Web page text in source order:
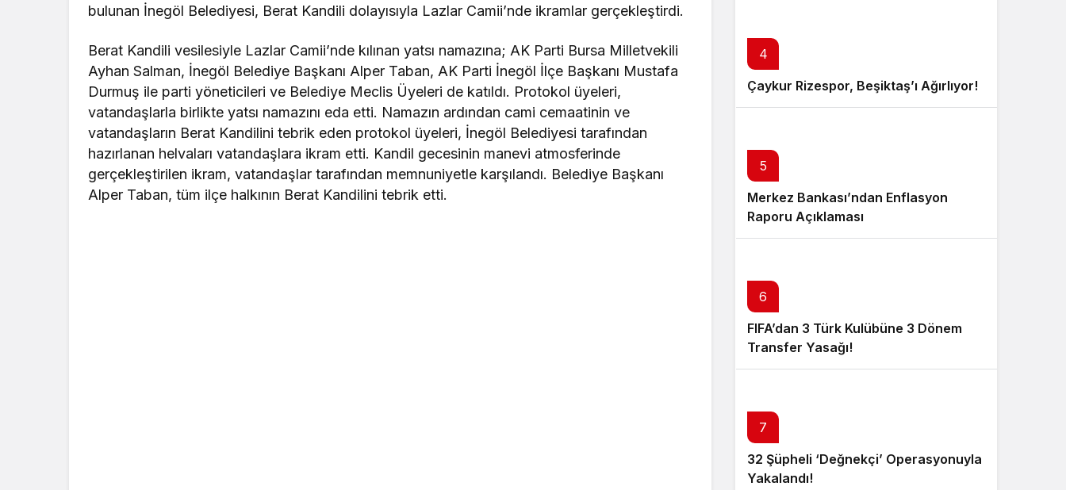
bulunan İnegöl Belediyesi, Berat Kandili dolayısıyla Lazlar Camii’nde ikramlar gerçekleştirdi.
Berat Kandili vesilesiyle Lazlar Camii’nde kılınan yatsı namazına; AK Parti Bursa Milletvekili
Ayhan Salman, İnegöl Belediye Başkanı Alper Taban, AK Parti İnegöl İlçe Başkanı Mustafa
Durmuş ile parti yöneticileri ve Belediye Meclis Üyeleri de katıldı. Protokol üyeleri,
vatandaşlarla birlikte yatsı namazını eda etti. Namazın ardından cami cemaatinin ve
vatandaşların Berat Kandilini tebrik eden protokol üyeleri, İnegöl Belediyesi tarafından
hazırlanan helvaları vatandaşlara ikram etti. Kandil gecesinin manevi atmosferinde
gerçekleştirilen ikram, vatandaşlar tarafından memnuniyetle karşılandı. Belediye Başkanı
Alper Taban, tüm ilçe halkının Berat Kandilini tebrik etti.
4
Çaykur Rizespor, Beşiktaş’ı Ağırlıyor!
5
Merkez Bankası’ndan Enflasyon
Raporu Açıklaması
6
FIFA’dan 3 Türk Kulübüne 3 Dönem
Transfer Yasağı!
7
32 Şüpheli ‘Değnekçi’ Operasyonuyla
Yakalandı!